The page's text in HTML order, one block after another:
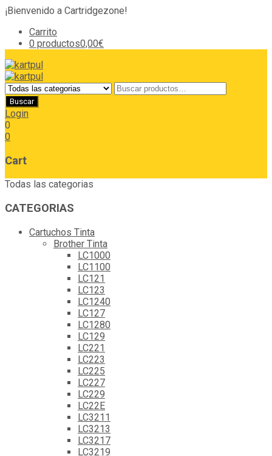
¡Bienvenido a Cartridgezone!
Carrito
0 productos0,00€
Login
0
0
Cart
Todas las categorias
CATEGORIAS
Cartuchos Tinta
Brother Tinta
LC1000
LC1100
LC121
LC123
LC1240
LC127
LC1280
LC129
LC221
LC223
LC225
LC227
LC229
LC22E
LC3211
LC3213
LC3217
LC3219